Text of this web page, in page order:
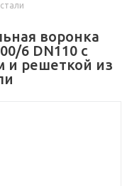
воронка
6 DN110 с
и решеткой из